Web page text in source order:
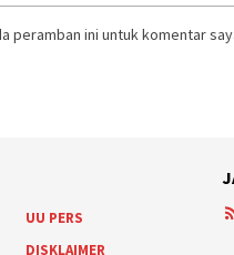
peramban ini untuk komentar
UU PERS
DISKLAIMER